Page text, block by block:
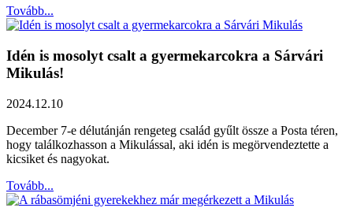
Tovább...
Idén is mosolyt csalt a gyermekarcokra a Sárvári
Mikulás!
2024.12.10
December 7-e délutánján rengeteg család gyűlt össze a Posta téren,
hogy találkozhasson a Mikulással, aki idén is megörvendeztette a
kicsiket és nagyokat.
Tovább...